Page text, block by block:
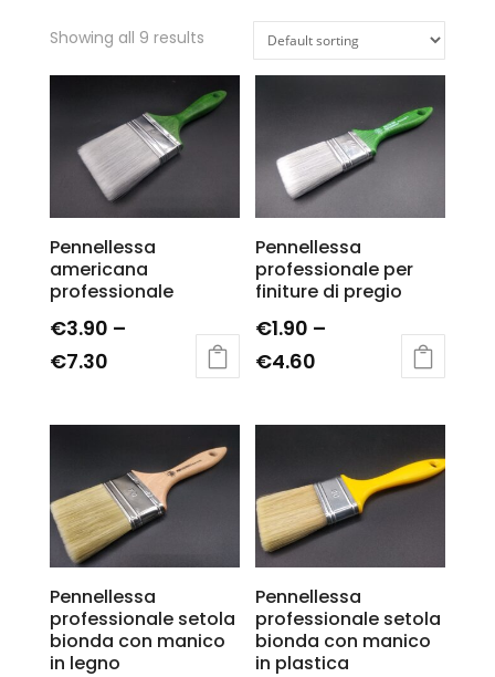
Showing all 9 results
Pennellessa
americana
professionale
€3.90 –
€7.30
Pennellessa
professionale per
finiture di pregio
€1.90 –
€4.60
Pennellessa
professionale setola
bionda con manico
in legno
Pennellessa
professionale setola
bionda con manico
in plastica